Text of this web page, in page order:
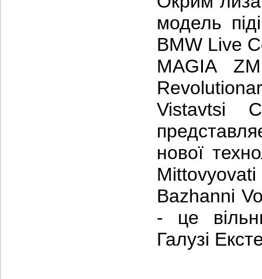
модель
BMW Live
MAGIA
Vistavtsi
нової
Bazhanni
- це
Галузі